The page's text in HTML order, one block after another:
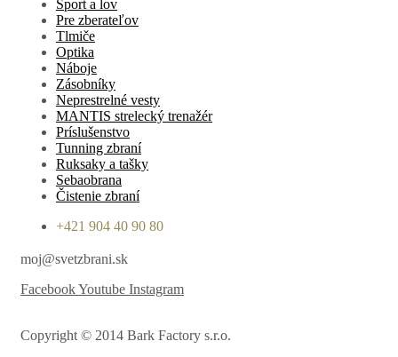
Šport a lov
Pre zberateľov
Tlmiče
Optika
Náboje
Zásobníky
Neprestrelné vesty
MANTIS strelecký trenažér
Príslušenstvo
Tunning zbraní
Ruksaky a tašky
Sebaobrana
Čistenie zbraní
+421 904 40 90 80
moj@svetzbrani.sk
FacebookYoutube Instagram
Copyright © 2014 Bark Factory s.r.o.